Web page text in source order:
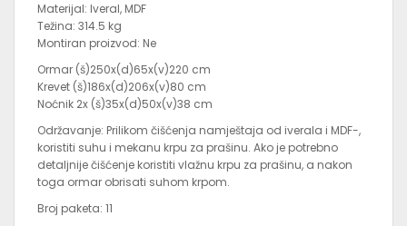
Materijal: Iveral, MDF
Težina: 314.5 kg
Montiran proizvod: Ne
Ormar (š)250x(d)65x(v)220 cm
Krevet (š)186x(d)206x(v)80 cm
Noćnik 2x (š)35x(d)50x(v)38 cm
Održavanje: Prilikom čišćenja namještaja od iverala i MDF-,
koristiti suhu i mekanu krpu za prašinu. Ako je potrebno
detaljnije čišćenje koristiti vlažnu krpu za prašinu, a nakon
toga ormar obrisati suhom krpom.
Broj paketa: 11